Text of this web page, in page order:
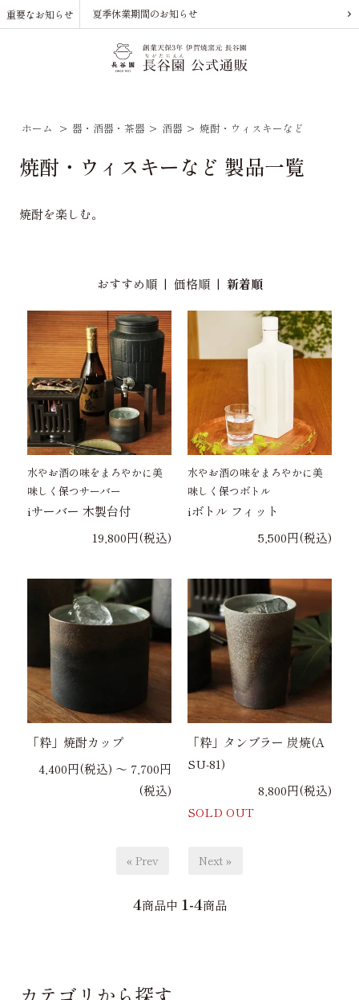
重要なお知らせ 夏季休業期間のお知らせ
ホーム > 器・酒器・茶器 > 酒器 > 焼酎・ウィスキーなど
焼酎・ウィスキーなど 製品一覧
焼酎を楽しむ。
おすすめ順| 価格順| 新着順
水やお酒の味をまろやかに美
味しく保つサーバー
iサーバー 木製台付
19,800円(税込)
水やお酒の味をまろやかに美
味しく保つボトル
iボトル フィット
5,500円(税込)
「粋」焼酎カップ
4,400円(税込) 〜 7,700円
(税込)
「粋」タンブラー 炭焼(A
SU-81)
8,800円(税込)
SOLD OUT
« Prev Next »
4商品中 1-4商品